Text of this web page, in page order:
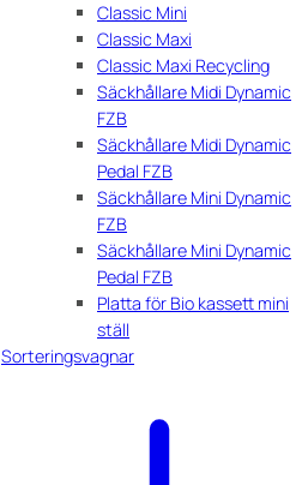
Classic Mini
Classic Maxi
Classic Maxi Recycling
Säckhållare Midi Dynamic
FZB
Säckhållare Midi Dynamic
Pedal FZB
Säckhållare Mini Dynamic
FZB
Säckhållare Mini Dynamic
Pedal FZB
Platta för Bio kassett mini
ställ
Sorteringsvagnar